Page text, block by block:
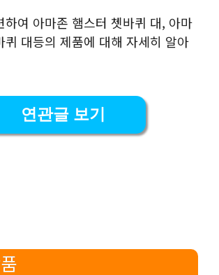
하여 아마존 햄스터 쳇바퀴 대, 아마
퀴 대등의 제품에 대해 자세히 알아
연관글 보기